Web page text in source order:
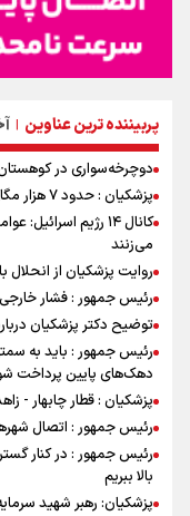
پربیننده ترین عناوین |
دوچرخه‌سواری در
پزشکیان : حدود ۷ هزار مگاوات نیروگاه پنل خورشیدی وارد مدار شده است
کانال ۱۴ رژیم
می‌زنند
روایت پزشکیان از انحلال
رئیس جمهور : فشار
توضیح دکتر پزشکیان
رئیس جمهور : باید به
دهک‌های پایین پرداخت
پزشکیان : قطار چابهار -
رئیس جمهور : اتصال
رئیس جمهور : در کنار
بالا ببریم
پزشکیان: رهبر شهید